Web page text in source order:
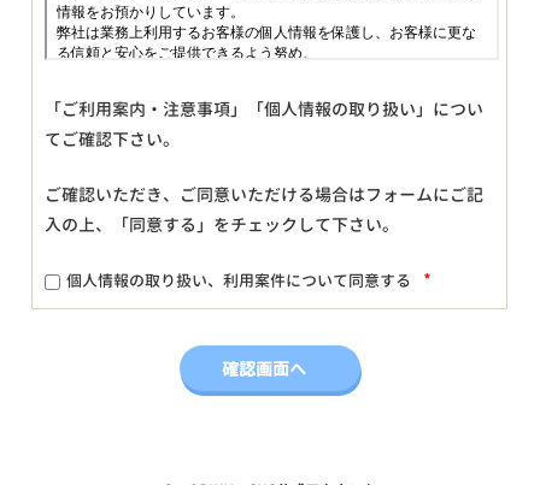
「ご利用案内・注意事項」「個人情報の取り扱い」につい
てご確認下さい。
ご確認いただき、ご同意いただける場合はフォームにご記
入の上、「同意する」をチェックして下さい。
個人情報の取り扱い、利用案件について同意する *